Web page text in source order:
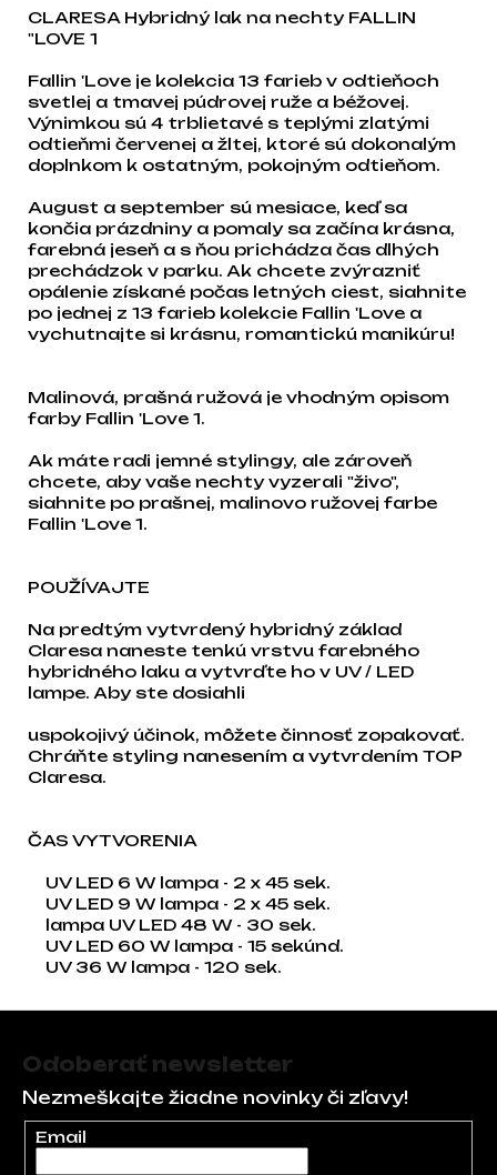
CLARESA Hybridný lak na nechty FALLIN
"LOVE 1
Fallin 'Love je kolekcia 13 farieb v odtieňoch
svetlej a tmavej púdrovej ruže a béžovej.
Výnimkou sú 4 trblietavé s teplými zlatými
odtieňmi červenej a žltej, ktoré sú dokonalým
doplnkom k ostatným, pokojným odtieňom.
August a september sú mesiace, keď sa
končia prázdniny a pomaly sa začína krásna,
farebná jeseň a s ňou prichádza čas dlhých
prechádzok v parku. Ak chcete zvýrazniť
opálenie získané počas letných ciest, siahnite
po jednej z 13 farieb kolekcie Fallin 'Love a
vychutnajte si krásnu, romantickú manikúru!
Malinová, prašná ružová je vhodným opisom
farby Fallin 'Love 1.
Ak máte radi jemné stylingy, ale zároveň
chcete, aby vaše nechty vyzerali "živo",
siahnite po prašnej, malinovo ružovej farbe
Fallin 'Love 1.
POUŽÍVAJTE
Na predtým vytvrdený hybridný základ
Claresa naneste tenkú vrstvu farebného
hybridného laku a vytvrďte ho v UV / LED
lampe. Aby ste dosiahli
uspokojivý účinok, môžete činnosť zopakovať.
Chráňte styling nanesením a vytvrdením TOP
Claresa.
ČAS VYTVORENIA
UV LED 6 W lampa - 2 x 45 sek.
UV LED 9 W lampa - 2 x 45 sek.
lampa UV LED 48 W - 30 sek.
UV LED 60 W lampa - 15 sekúnd.
UV 36 W lampa - 120 sek.
Odoberať newsletter
Nezmeškajte žiadne novinky či zľavy!
Email